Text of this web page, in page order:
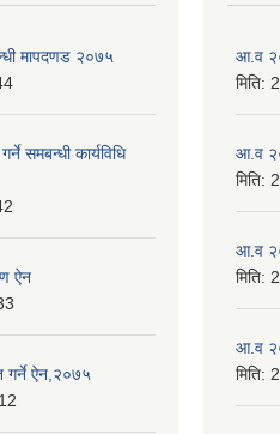
मापदणड २०७५
समबन्धी कार्यविधि
ऐन
गर्ने ऐन,२०७५
आ.व
मिति:
आ.व
मिति:
आ.व
मिति:
आ.व
मिति: